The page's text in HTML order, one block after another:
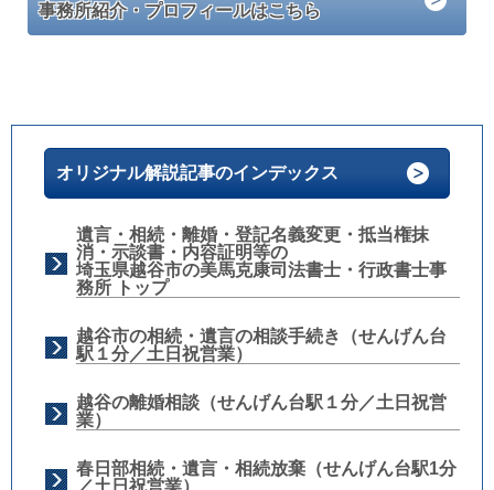
事務所紹介・プロフィールはこちら
オリジナル解説記事のインデックス
遺言・相続・離婚・登記名義変更・抵当権抹
消・示談書・内容証明等の
埼玉県越谷市の美馬克康司法書士・行政書士事
務所 トップ
越谷市の相続・遺言の相談手続き（せんげん台
駅１分／土日祝営業）
越谷の離婚相談（せんげん台駅１分／土日祝営
業）
春日部相続・遺言・相続放棄（せんげん台駅1分